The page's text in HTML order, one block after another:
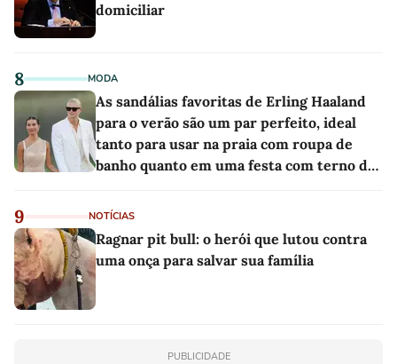
domiciliar
8 MODA
As sandálias favoritas de Erling Haaland
para o verão são um par perfeito, ideal
tanto para usar na praia com roupa de
banho quanto em uma festa com terno de
9 NOTÍCIAS
Ragnar pit bull: o herói que lutou contra
uma onça para salvar sua família
PUBLICIDADE